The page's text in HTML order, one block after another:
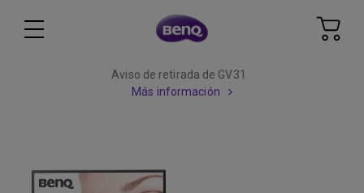
Aviso de retirada de GV31
Más información